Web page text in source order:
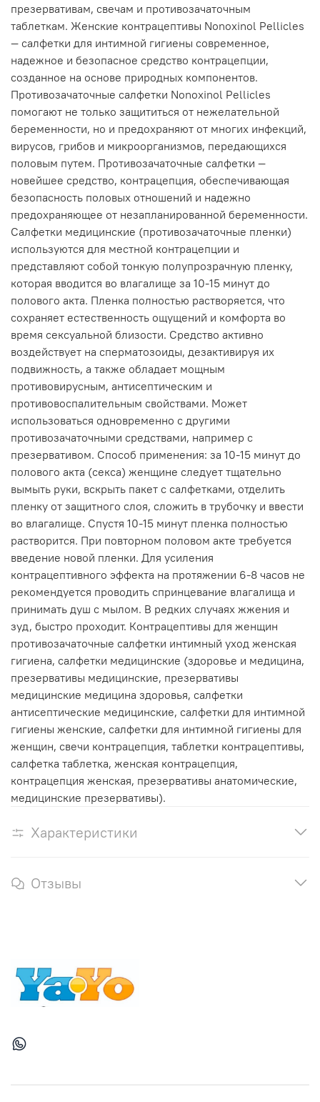
презервативам, свечам и противозачаточным
таблеткам. Женские контрацептивы Nonoxinol Pellicles
— салфетки для интимной гигиены современное,
надежное и безопасное средство контрацепции,
созданное на основе природных компонентов.
Противозачаточные салфетки Nonoxinol Pellicles
помогают не только защититься от нежелательной
беременности, но и предохраняют от многих инфекций,
вирусов, грибов и микроорганизмов, передающихся
половым путем. Противозачаточные салфетки —
новейшее средство, контрацепция, обеспечивающая
безопасность половых отношений и надежно
предохраняющее от незапланированной беременности.
Салфетки медицинские (противозачаточные пленки)
используются для местной контрацепции и
представляют собой тонкую полупрозрачную пленку,
которая вводится во влагалище за 10-15 минут до
полового акта. Пленка полностью растворяется, что
сохраняет естественность ощущений и комфорта во
время сексуальной близости. Средство активно
воздействует на сперматозоиды, дезактивируя их
подвижность, а также обладает мощным
противовирусным, антисептическим и
противовоспалительным свойствами. Может
использоваться одновременно с другими
противозачаточными средствами, например с
презервативом. Способ применения: за 10-15 минут до
полового акта (секса) женщине следует тщательно
вымыть руки, вскрыть пакет с салфетками, отделить
пленку от защитного слоя, сложить в трубочку и ввести
во влагалище. Спустя 10-15 минут пленка полностью
растворится. При повторном половом акте требуется
введение новой пленки. Для усиления
контрацептивного эффекта на протяжении 6-8 часов не
рекомендуется проводить спринцевание влагалища и
принимать душ с мылом. В редких случаях жжения и
зуд, быстро проходит. Контрацептивы для женщин
противозачаточные салфетки интимный уход женская
гигиена, салфетки медицинские (здоровье и медицина,
презервативы медицинские, презервативы
медицинские медицина здоровья, салфетки
антисептические медицинские, салфетки для интимной
гигиены женские, салфетки для интимной гигиены для
женщин, свечи контрацепция, таблетки контрацептивы,
салфетка таблетка, женская контрацепция,
контрацепция женская, презервативы анатомические,
медицинские презервативы).
Характеристики
Отзывы